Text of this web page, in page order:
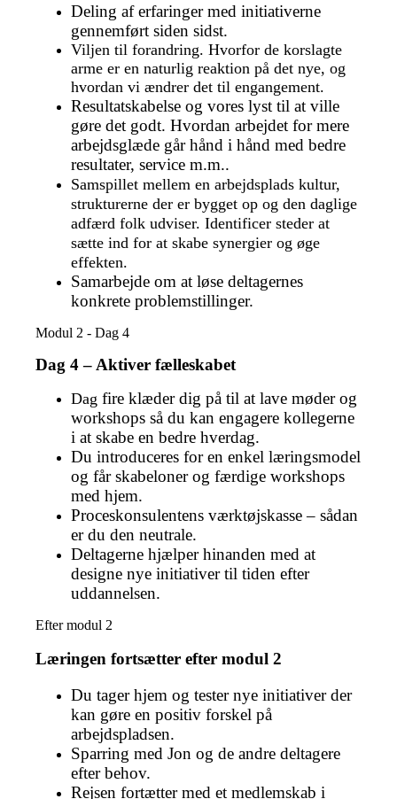
Deling af erfaringer med initiativerne
gennemført siden sidst.
Viljen til forandring. Hvorfor de korslagte
arme er en naturlig reaktion på det nye, og
hvordan vi ændrer det til engangement.
Resultatskabelse og vores lyst til at ville
gøre det godt. Hvordan arbejdet for mere
arbejdsglæde går hånd i hånd med bedre
resultater, service m.m..
Samspillet mellem en arbejdsplads kultur,
strukturerne der er bygget op og den daglige
adfærd folk udviser. Identificer steder at
sætte ind for at skabe synergier og øge
effekten.
Samarbejde om at løse deltagernes
konkrete problemstillinger.
Modul 2 - Dag 4
Dag 4 – Aktiver fælleskabet
Dag fire klæder dig på til at lave møder og
workshops så du kan engagere kollegerne
i at skabe en bedre hverdag.
Du introduceres for en enkel læringsmodel
og får skabeloner og færdige workshops
med hjem.
Proceskonsulentens værktøjskasse – sådan
er du den neutrale.
Deltagerne hjælper hinanden med at
designe nye initiativer til tiden efter
uddannelsen.
Efter modul 2
Læringen fortsætter efter modul 2
Du tager hjem og tester nye initiativer der
kan gøre en positiv forskel på
arbejdspladsen.
Sparring med Jon og de andre deltagere
efter behov.
Rejsen fortætter med et medlemskab i